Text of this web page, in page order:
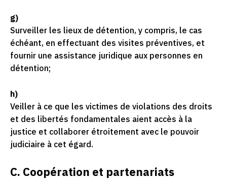
g)
Surveiller les lieux de détention, y compris, le cas
échéant, en effectuant des visites préventives, et
fournir une assistance juridique aux personnes en
détention;
h)
Veiller à ce que les victimes de violations des droits
et des libertés fondamentales aient accès à la
justice et collaborer étroitement avec le pouvoir
judiciaire à cet égard.
C. Coopération et partenariats